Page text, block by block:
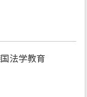
法学教育